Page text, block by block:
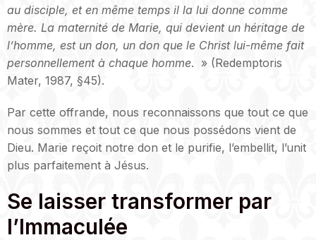
au disciple, et en même temps il la lui donne comme
mère. La maternité de Marie, qui devient un héritage de
l’homme, est un don, un don que le Christ lui-même fait
personnellement à chaque homme. » (Redemptoris
Mater, 1987, §45).
Par cette offrande, nous reconnaissons que tout ce que
nous sommes et tout ce que nous possédons vient de
Dieu. Marie reçoit notre don et le purifie, l’embellit, l’unit
plus parfaitement à Jésus.
Se laisser transformer par
l’Immaculée